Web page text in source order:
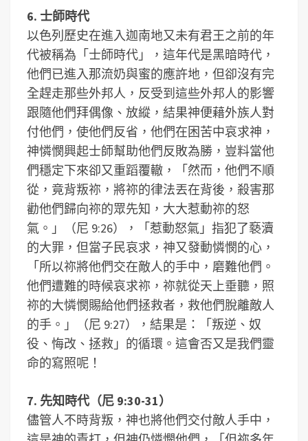
6. 士師時代
以色列歷史在進入迦南地又未有君王之前的年
代被稱為「士師時代」，這年代是黑暗時代，
他們已進入那流奶與蜜的應許地，但卻沒有完
全趕走那些外邦人，反受到這些外邦人的影響
跟隨他們拜偶像、放縱，結果神便藉外族人對
付他們，使他們反省，他們在困苦中哀求神，
神憐憫興起士師幫助他們反敗為勝，豈料當他
們穩定下來卻又重蹈覆轍，「然而，他們不順
從，竟背叛祢，將祢的律法丟在背後，殺害那
勸他們歸向祢的眾先知，大大惹動祢的怒
氣。」（尼 9:26），「惹動怒氣」指犯了褻瀆
的大罪，但當子民哀求，神又發動憐憫的心，
「所以祢將他們交在敵人的手中，磨難他們。
他們遭難的時候哀求祢，祢就從天上垂聽，照
祢的大憐憫賜給他們拯救者，救他們脫離敵人
的手。」（尼 9:27），結果是：「叛逆、奴
役、悔改、拯救」的循環。這會否又是我們靈
命的寫照呢！
7. 先知時代（尼 9:30-31）
儘管人不時背叛，神也將他們交付敵人手中，